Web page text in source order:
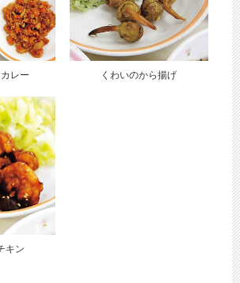
レー くわいのから揚げ
キン